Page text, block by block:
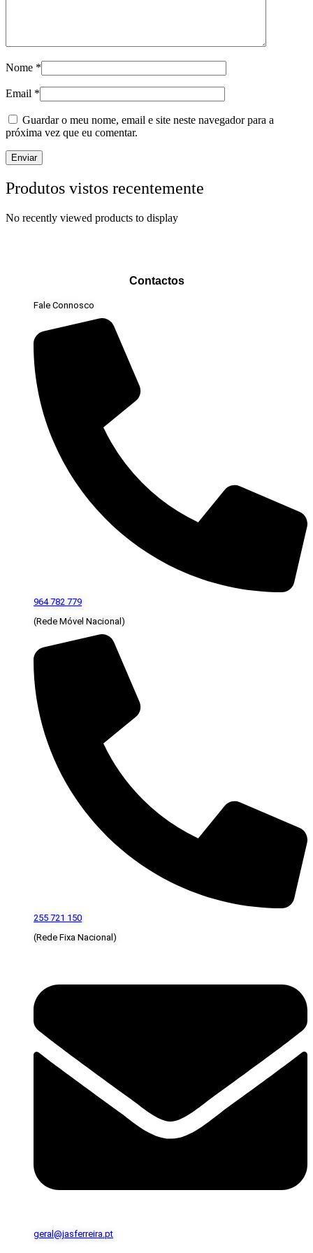
Nome *
Email *
Guardar o meu nome, email e site neste navegador para a
próxima vez que eu comentar.
Produtos vistos recentemente
No recently viewed products to display
Contactos
Fale Connosco
964 782 779
(Rede Móvel Nacional)
255 721 150
(Rede Fixa Nacional)
geral@jasferreira.pt